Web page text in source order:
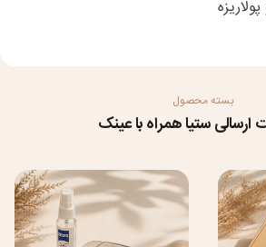
بسته محصول
ارسالی ستیا همراه با عینک